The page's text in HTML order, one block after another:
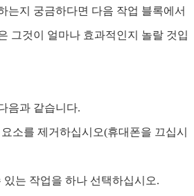
는지 궁금하다면 다음 작업 블록에서
그것이 얼마나 효과적인지 놀랄 것입
음과 같습니다.
소를 제거하십시오(휴대폰을 끄십시
있는 작업을 하나 선택하십시오.